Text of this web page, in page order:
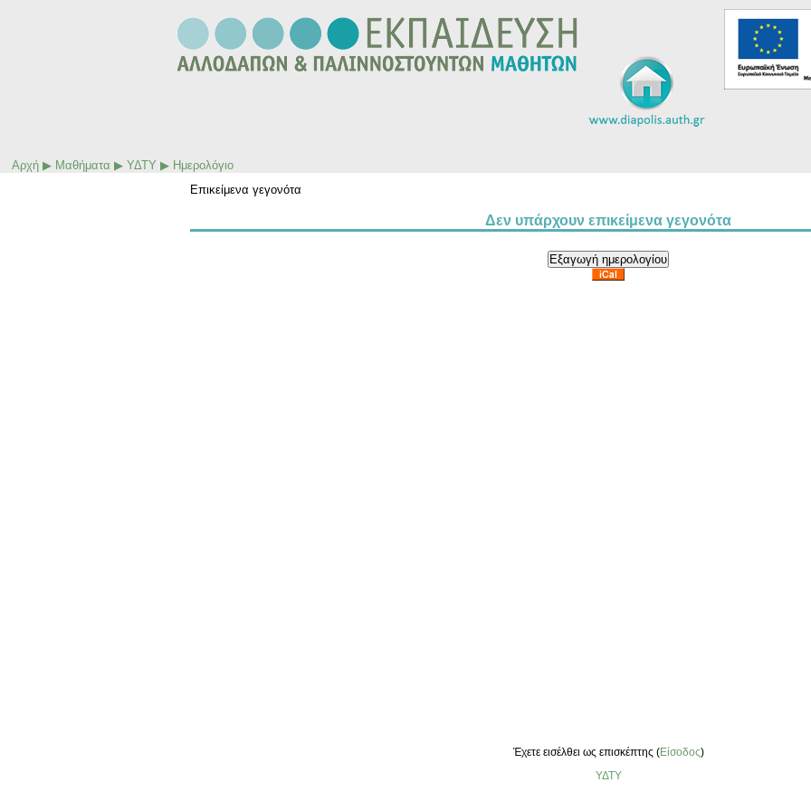
Αρχή ▶ Μαθήματα ▶ ΥΔΤΥ ▶ Ημερολόγιο
Επικείμενα γεγονότα
Δεν υπάρχουν επικείμενα γεγονότα
Έχετε εισέλθει ως επισκέπτης (Είσοδος)
ΥΔΤΥ